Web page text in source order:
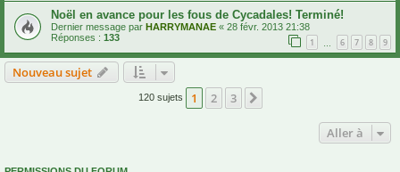
Noël en avance pour les fous de Cycadales! Terminé!
Dernier message par HARRYMANAE « 28 févr. 2013 21:38
Réponses : 133 1 6 7 8 9
Nouveau sujet
120 sujets 1 2 3
Aller à